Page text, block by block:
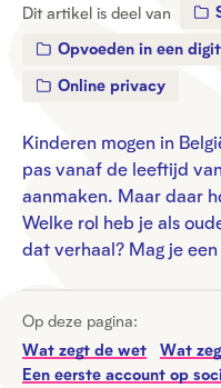
Dit artikel is deel van
Opvoeden in een
Online privacy
Kinderen mogen in
pas vanaf de leeftijd
aanmaken. Maar daar
Welke rol heb je als
dat verhaal? Mag je
Op deze pagina:
Wat zegt de wet
Wat
Een eerste account op